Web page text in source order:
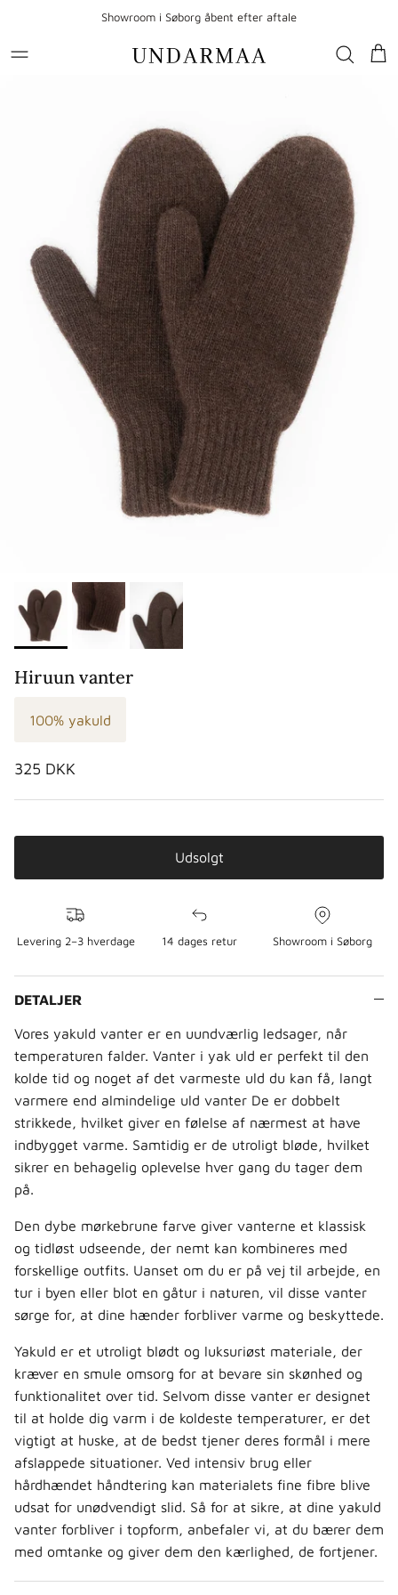
Showroom i Søborg åbent efter aftale
Hiruun vanter
100% yakuld
Normalpris
325 DKK
Udsolgt
Levering 2–3 hverdage 14 dages retur Showroom i Søborg
DETALJER
Vores yakuld vanter er en uundværlig ledsager, når
temperaturen falder. Vanter i yak uld er perfekt til den
kolde tid og noget af det varmeste uld du kan få, langt
varmere end almindelige uld vanter De er dobbelt
strikkede, hvilket giver en følelse af nærmest at have
indbygget varme. Samtidig er de utroligt bløde, hvilket
sikrer en behagelig oplevelse hver gang du tager dem
på.
Den dybe mørkebrune farve giver vanterne et klassisk
og tidløst udseende, der nemt kan kombineres med
forskellige outfits. Uanset om du er på vej til arbejde, en
tur i byen eller blot en gåtur i naturen, vil disse vanter
sørge for, at dine hænder forbliver varme og beskyttede.
Yakuld er et utroligt blødt og luksuriøst materiale, der
kræver en smule omsorg for at bevare sin skønhed og
funktionalitet over tid. Selvom disse vanter er designet
til at holde dig varm i de koldeste temperaturer, er det
vigtigt at huske, at de bedst tjener deres formål i mere
afslappede situationer. Ved intensiv brug eller
hårdhændet håndtering kan materialets fine fibre blive
udsat for unødvendigt slid. Så for at sikre, at dine yakuld
vanter forbliver i topform, anbefaler vi, at du bærer dem
med omtanke og giver dem den kærlighed, de fortjener.